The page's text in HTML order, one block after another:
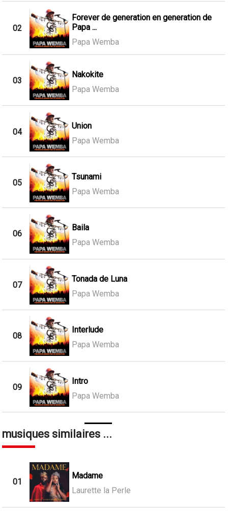
02
Forever de generation en generation de
Papa ...
Papa Wemba
03
Nakokite
Papa Wemba
04
Union
Papa Wemba
05
Tsunami
Papa Wemba
06
Baila
Papa Wemba
07
Tonada de Luna
Papa Wemba
08
Interlude
Papa Wemba
09
Intro
Papa Wemba
musiques similaires ...
01
Madame
Laurette la Perle